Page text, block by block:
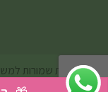
כל הזכויות שמורות למשתלת